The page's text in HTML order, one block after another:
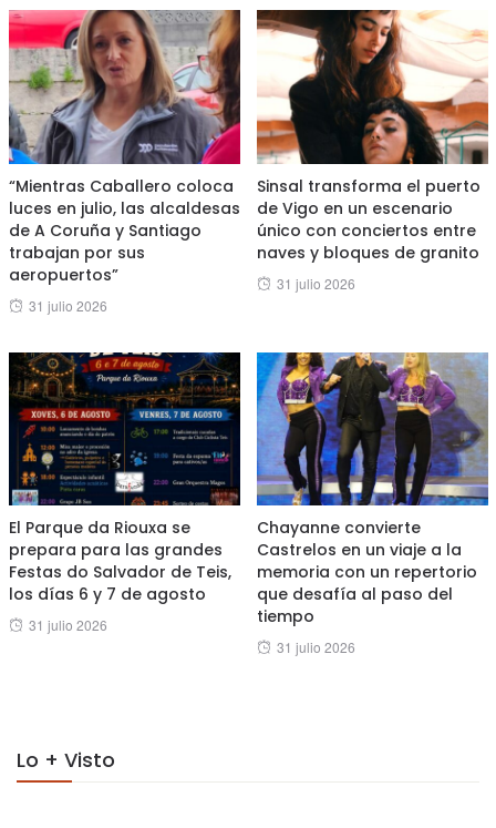
“Mientras Caballero coloca
luces en julio, las alcaldesas
de A Coruña y Santiago
trabajan por sus
aeropuertos”
Posted
31 julio 2026
Sinsal transforma el puerto
de Vigo en un escenario
único con conciertos entre
naves y bloques de granito
Posted
31 julio 2026
El Parque da Riouxa se
prepara para las grandes
Festas do Salvador de Teis,
los días 6 y 7 de agosto
Posted
31 julio 2026
Chayanne convierte
Castrelos en un viaje a la
memoria con un repertorio
que desafía al paso del
tiempo
Posted
31 julio 2026
Lo + Visto